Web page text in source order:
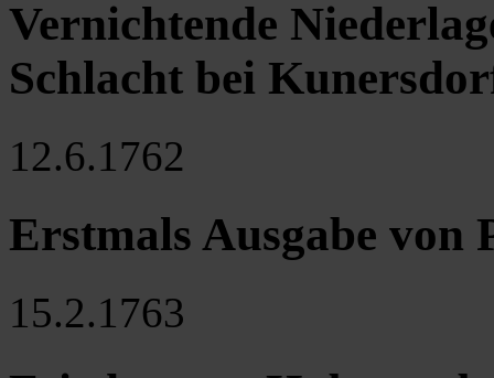
Vernichtende
Schlacht bei
12.6.1762
Erstmals Ausgabe von
15.2.1763